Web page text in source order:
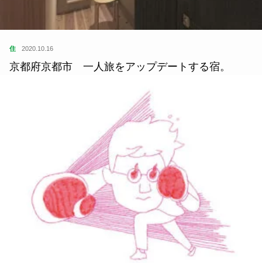
住 2020.10.16
京都府京都市 一人旅をアップデートする宿。